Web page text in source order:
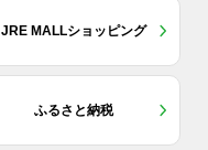
JRE MALLショッピング
ふるさと納税